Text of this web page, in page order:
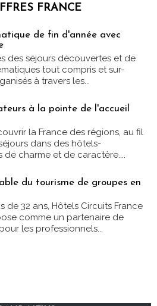
FRANCE
de fin d'année avec
des séjours découvertes et de
tout compris et sur-
à travers les...
à la pointe de l'accueil
la France des régions, au fil
dans des hôtels-
de charme et de caractère....
du tourisme de groupes en
de 32 ans, Hôtels Circuits France
comme un partenaire de
les professionnels...